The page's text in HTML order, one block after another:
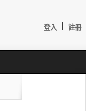
登入 註冊